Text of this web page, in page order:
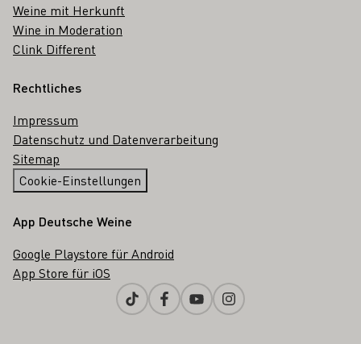
Weine mit Herkunft
Wine in Moderation
Clink Different
Rechtliches
Impressum
Datenschutz und Datenverarbeitung
Sitemap
Cookie-Einstellungen
App Deutsche Weine
Google Playstore für Android
App Store für iOS
TiktokFacebookYoutubeInstagram